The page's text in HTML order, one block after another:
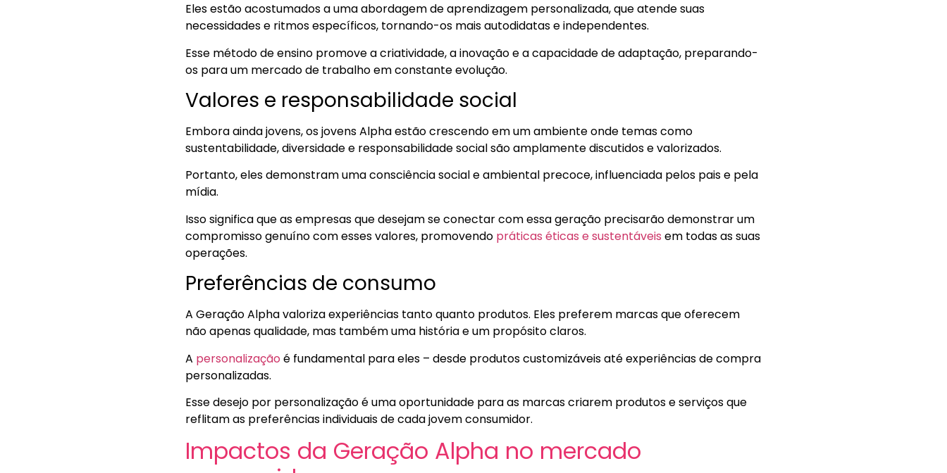
Eles estão acostumados a uma abordagem de aprendizagem personalizada, que atende suas
necessidades e ritmos específicos, tornando-os mais autodidatas e independentes.
Esse método de ensino promove a criatividade, a inovação e a capacidade de adaptação, preparando-
os para um mercado de trabalho em constante evolução.
Valores e responsabilidade social
Embora ainda jovens, os jovens Alpha estão crescendo em um ambiente onde temas como
sustentabilidade, diversidade e responsabilidade social são amplamente discutidos e valorizados.
Portanto, eles demonstram uma consciência social e ambiental precoce, influenciada pelos pais e pela
mídia.
Isso significa que as empresas que desejam se conectar com essa geração precisarão demonstrar um
compromisso genuíno com esses valores, promovendo práticas éticas e sustentáveis em todas as suas
operações.
Preferências de consumo
A Geração Alpha valoriza experiências tanto quanto produtos. Eles preferem marcas que oferecem
não apenas qualidade, mas também uma história e um propósito claros.
A personalização é fundamental para eles – desde produtos customizáveis até experiências de compra
personalizadas.
Esse desejo por personalização é uma oportunidade para as marcas criarem produtos e serviços que
reflitam as preferências individuais de cada jovem consumidor.
Impactos da Geração Alpha no mercado